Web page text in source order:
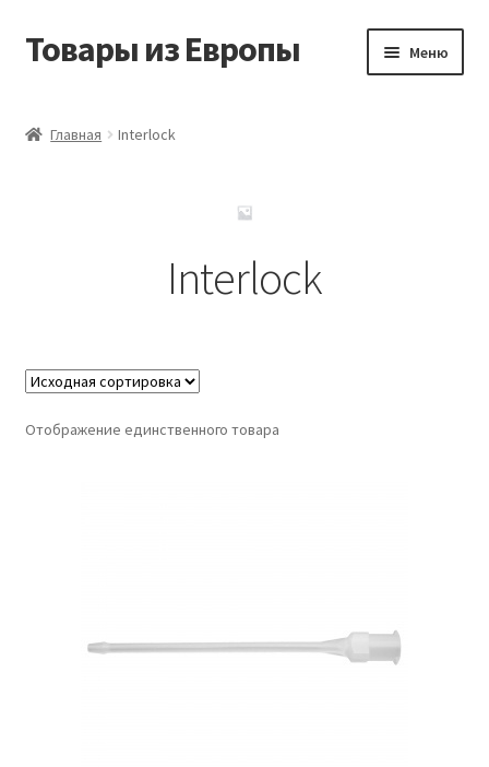
Перейти
Перейти
Товары из Европы Меню
Заказать товары из Европы
Мой аккаунт
Главная Interlock
Interlock
Отображение единственного товара